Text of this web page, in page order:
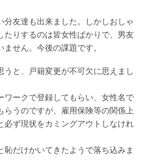
分友達も出来ました。しかしおしゃ
たりするのは皆女性ばかりで、男友
ません。今後の課題です。
うと、戸籍変更が不可欠に思えまし
ワークで登録してもらい、女性名で
らうのですが、雇用保険等の関係上
必ず現状をカミングアウトしなけれ
恥だけかいてきたようで落ち込みま